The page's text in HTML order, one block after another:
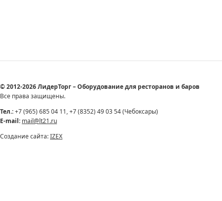
© 2012-2026 ЛидерТорг – Оборудование для ресторанов и баров
Все права защищены.
Тел.:+7 (965) 685 04 11, +7 (8352) 49 03 54 (Чебоксары)
E-mail: mail@lt21.ru
Создание сайта:IZEX